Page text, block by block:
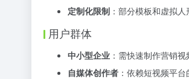
定制化限制 ：部分模板和虚拟
用户群体
中小型企业 ：需快速制作营销
自媒体创作者 ：依赖短视频平